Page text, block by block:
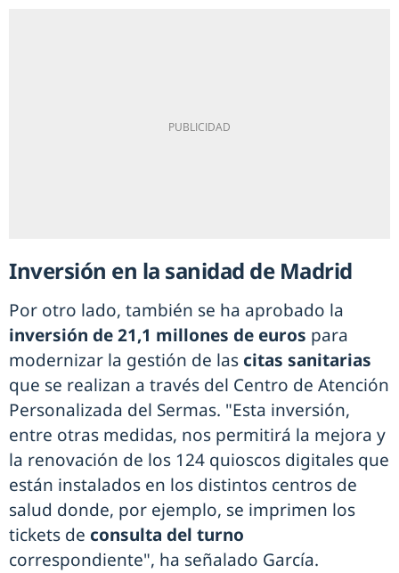
Inversión en la sanidad de Madrid
Por otro lado, también se ha aprobado la
inversión de 21,1 millones de euros para
modernizar la gestión de las citas sanitarias
que se realizan a través del Centro de Atención
Personalizada del Sermas. "Esta inversión,
entre otras medidas, nos permitirá la mejora y
la renovación de los 124 quioscos digitales que
están instalados en los distintos centros de
salud donde, por ejemplo, se imprimen los
tickets de consulta del turno
correspondiente", ha señalado García.